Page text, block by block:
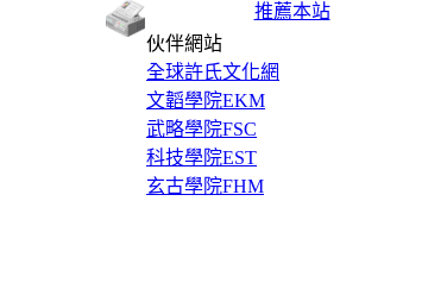
推薦本站
伙伴網站
全球許氏文化網
文韜學院EKM
武略學院FSC
科技學院EST
玄古學院FHM